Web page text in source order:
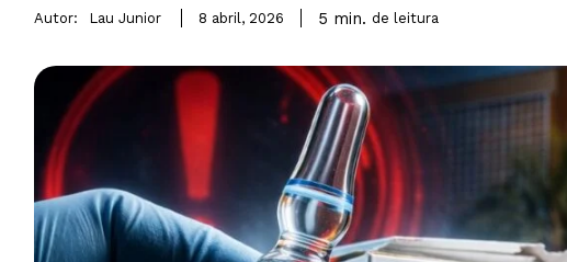
Autor: Lau Junior 8 abril, 2026 5 min. de leitura